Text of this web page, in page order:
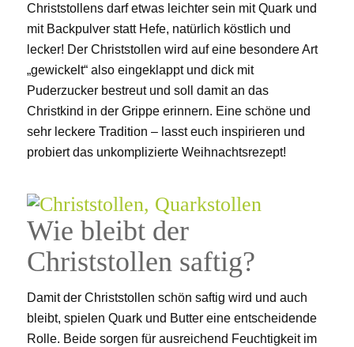
Christstollens darf etwas leichter sein mit Quark und
mit Backpulver statt Hefe, natürlich köstlich und
lecker! Der Christstollen wird auf eine besondere Art
„gewickelt“ also eingeklappt und dick mit
Puderzucker bestreut und soll damit an das
Christkind in der Grippe erinnern. Eine schöne und
sehr leckere Tradition – lasst euch inspirieren und
probiert das unkomplizierte Weihnachtsrezept!
Wie bleibt der
Christstollen saftig?
Damit der Christstollen schön saftig wird und auch
bleibt, spielen Quark und Butter eine entscheidende
Rolle. Beide sorgen für ausreichend Feuchtigkeit im